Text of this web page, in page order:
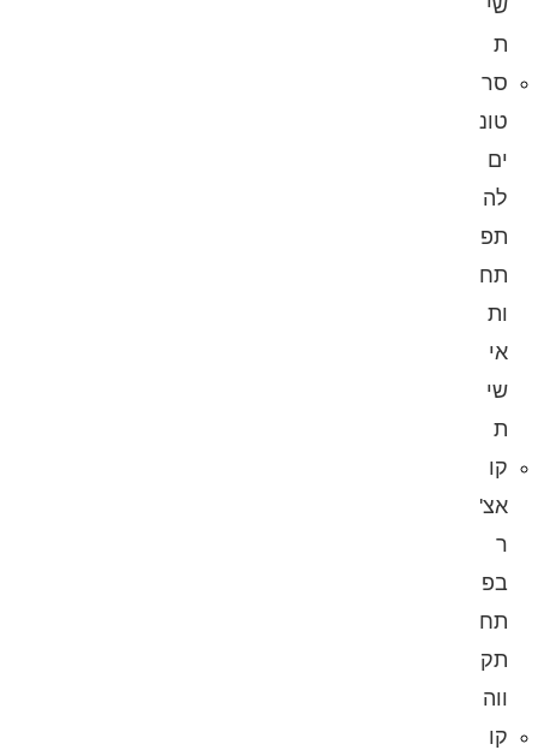
שי
ת
סר
טונ
ים
לה
תפ
תח
ות
אי
שי
ת
קו
אצ'
ר
בפ
תח
תק
ווה
קו